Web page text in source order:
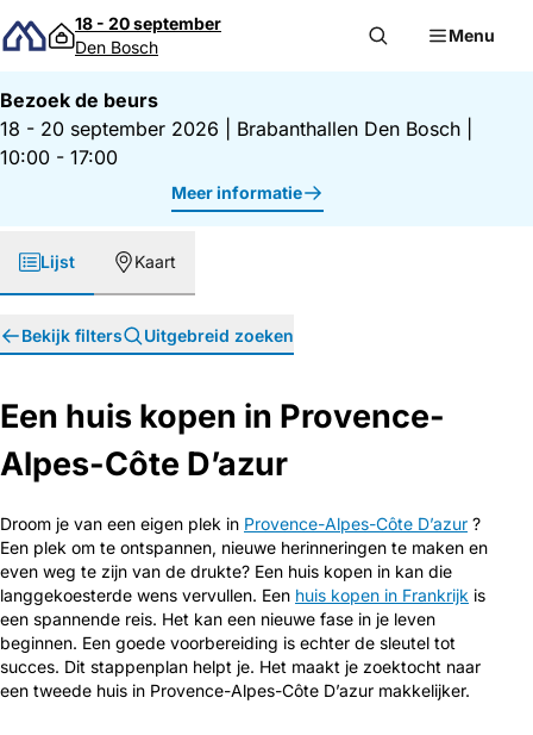
Direct naar inhoud
18 - 20 september
Den Bosch
Menu
Bezoek de beurs
18 - 20 september 2026
Brabanthallen Den Bosch
10:00 - 17:00
Meer informatie
Lijst Kaart
Bekijk filters Uitgebreid zoeken
Een huis kopen in Provence-
Alpes-Côte D’azur
Droom je van een eigen plek in Provence-Alpes-Côte D’azur ?
Een plek om te ontspannen, nieuwe herinneringen te maken en
even weg te zijn van de drukte? Een huis kopen in kan die
langgekoesterde wens vervullen. Een huis kopen in Frankrijk is
een spannende reis. Het kan een nieuwe fase in je leven
beginnen. Een goede voorbereiding is echter de sleutel tot
succes. Dit stappenplan helpt je. Het maakt je zoektocht naar
een tweede huis in Provence-Alpes-Côte D’azur makkelijker.